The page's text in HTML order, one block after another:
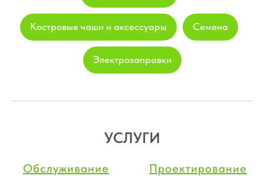
Костровые чаши и аксессуары Семена
Электрозаправки
УСЛУГИ
Обслуживание
Проектирование